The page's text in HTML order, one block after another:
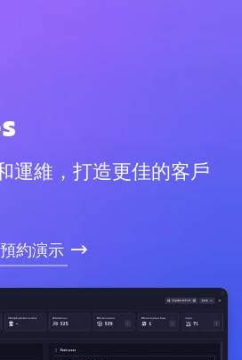
運維，打造更佳的客戶
預約演示